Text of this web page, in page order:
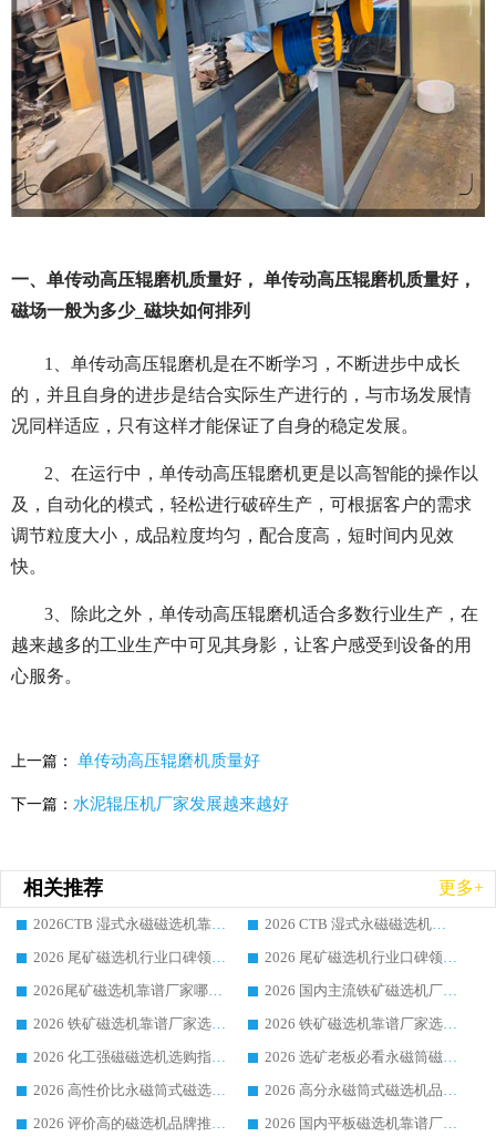
一、单传动高压辊磨机质量好， 单传动高压辊磨机质量好，
磁场一般为多少_磁块如何排列
1、单传动高压辊磨机是在不断学习，不断进步中成长
的，并且自身的进步是结合实际生产进行的，与市场发展情
况同样适应，只有这样才能保证了自身的稳定发展。
2、在运行中，单传动高压辊磨机更是以高智能的操作以
及，自动化的模式，轻松进行破碎生产，可根据客户的需求
调节粒度大小，成品粒度均匀，配合度高，短时间内见效
快。
3、除此之外，单传动高压辊磨机适合多数行业生产，在
越来越多的工业生产中可见其身影，让客户感受到设备的用
心服务。
上一篇： 单传动高压辊磨机质量好
下一篇： 水泥辊压机厂家发展越来越好
相关推荐 更多+
2026CTB 湿式永磁磁选机靠谱厂家实力排行榜 铁矿选矿设备采购全流程选购指南
2026 CTB 湿式永磁磁选机选购指南|行业口碑良好品牌推荐，领域强者华体会手机网页版-华体会(中国)
2026 尾矿磁选机行业口碑领域强者，源头直供国内主流厂家华体会手机网页版-华体会(中国) 一站式服务
2026 尾矿磁选机行业口碑领域强者，源头直供国内主流厂家华体会手机网页版-华体会(中国) 一站式服务
2026尾矿磁选机靠谱厂家哪家好 行业口碑领域强者华体会手机网页版-华体会(中国) 推荐
2026 国内主流铁矿磁选机厂家选购指南|行业口碑好品牌推荐，领域强者华体会手机网页版-华体会(中国)
2026 铁矿磁选机靠谱厂家选购全攻略 行业标杆华体会手机网页版-华体会(中国) 设备性价比出众
2026 铁矿磁选机靠谱厂家选购指南，领域强者华体会手机网页版-华体会(中国) 铁矿磁选机性价比高
2026 化工强磁磁选机选购指南 5 家行业口碑靠谱厂家领域强者推荐
2026 选矿老板必看永磁筒磁选机推荐 行业头部品牌口碑设备选购全攻略
2026 高性价比永磁筒式磁选机品牌盘点 行业强者口碑实测选购完整指南
2026 高分永磁筒式磁选机品牌推荐 选矿设备强者对比测评采购避坑全攻略
2026 评价高的磁选机品牌推荐选购指南，永磁筒式磁选机设备领域强者全景行业口碑解析
2026 国内平板磁选机靠谱厂家排名 行业实测口碑设备按需选购全指南